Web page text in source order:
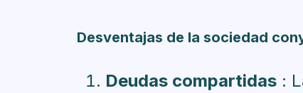
Desventajas de la sociedad
Deudas compartidas :